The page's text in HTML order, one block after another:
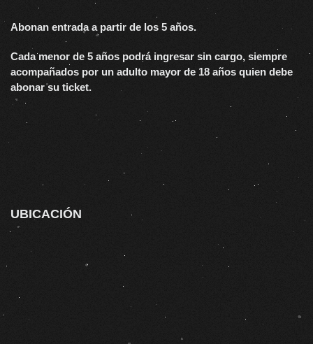
Abonan entrada a partir de los 5 años.
Cada menor de 5 años podrá ingresar sin cargo, siempre
acompañados por un adulto mayor de 18 años quien debe
abonar su ticket.
UBICACIÓN